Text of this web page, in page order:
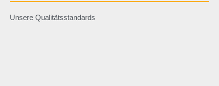
Unsere Qualitätsstandards